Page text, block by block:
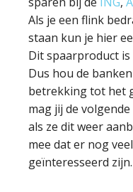
Als je een flink
staan kun je hier
Dit spaarproduct
Dus hou de
betrekking tot het
mag jij de
als ze dit weer
mee dat er nog
geïnteresseerd zijn.